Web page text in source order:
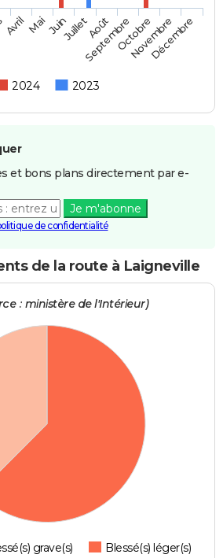
2024 2023
AvrilMaiJuinJuilletAoût
SeptembreOctobre
Novembre
Décembre
et bons plans directement par e-
Je m'abonne
de confidentialité
de la route à Laigneville
: ministère de l'Intérieur)
grave(s)
Blessé(s) léger(s)